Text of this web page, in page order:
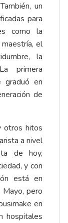
un
para
como la
el
la
primera
graduó en
de
otros hitos
a nivel
de hoy,
y con
está en
Mayo, pero
en
hospitales